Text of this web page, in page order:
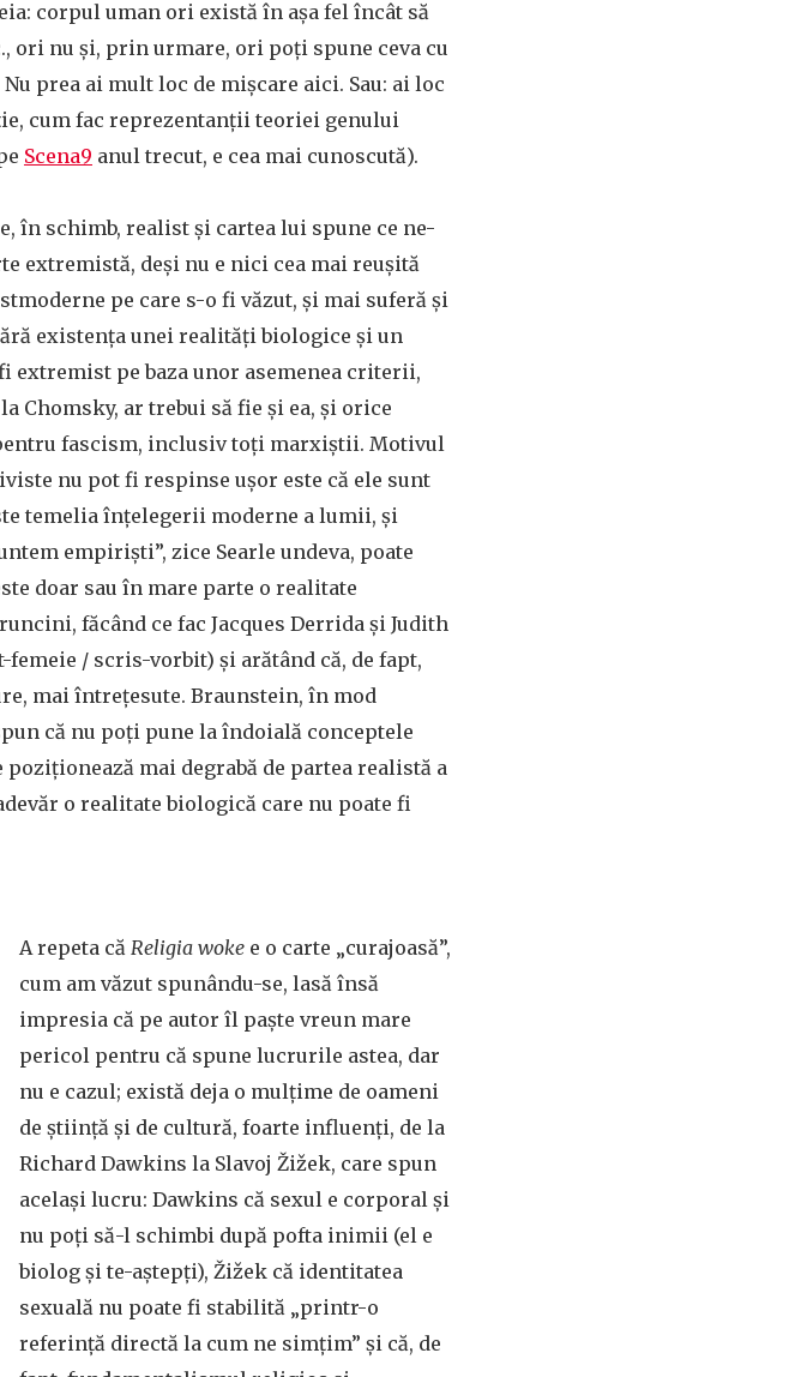
corpul uman ori există în așa fel încât să
ori nu și, prin urmare, ori poți spune ceva cu
prea ai mult loc de mișcare aici. Sau: ai loc
cum fac reprezentanții teoriei genului
Scena9 anul trecut, e cea mai cunoscută).
în schimb, realist și cartea lui spune ce ne-
extremistă, deși nu e nici cea mai reușită
pe care s-o fi văzut, și mai suferă și
existența unei realități biologice și un
extremist pe baza unor asemenea criterii,
Chomsky, ar trebui să fie și ea, și orice
fascism, inclusiv toți marxiștii. Motivul
nu pot fi respinse ușor este că ele sunt
temelia înțelegerii moderne a lumii, și
empiriști”, zice Searle undeva, poate
doar sau în mare parte o realitate
făcând ce fac Jacques Derrida și Judith
/ scris-vorbit) și arătând că, de fapt,
mai întrețesute. Braunstein, în mod
că nu poți pune la îndoială conceptele
mai degrabă de partea realistă a
o realitate biologică care nu poate fi
A repeta că Religia woke e o carte „curajoasă”,
cum am văzut spunându-se, lasă însă
impresia că pe autor îl paște vreun mare
pericol pentru că spune lucrurile astea, dar
nu e cazul; există deja o mulțime de oameni
de știință și de cultură, foarte influenți, de la
Richard Dawkins la Slavoj Žižek, care spun
același lucru: Dawkins că sexul e corporal și
nu poți să-l schimbi după pofta inimii (el e
biolog și te-aștepți), Žižek că identitatea
sexuală nu poate fi stabilită „printr-o
referință directă la cum ne simțim” și că, de